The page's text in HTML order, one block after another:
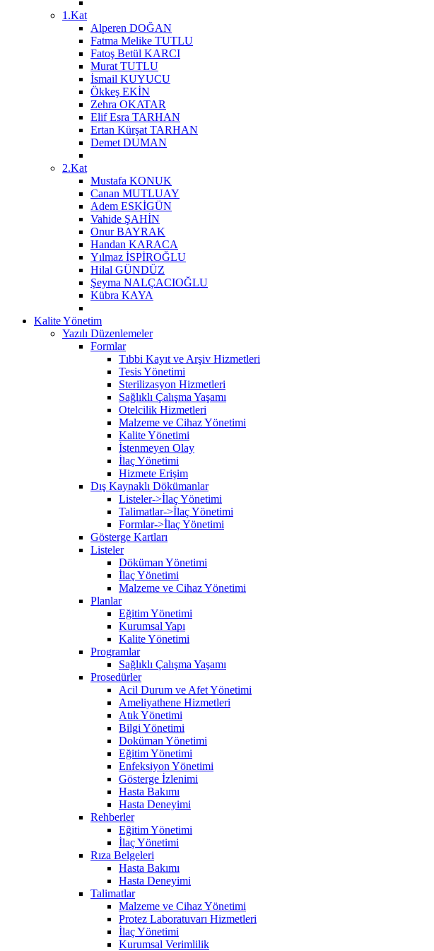
1.Kat
Alperen DOĞAN
Fatma Melike TUTLU
Fatoş Betül KARCI
Murat TUTLU
İsmail KUYUCU
Ökkeş EKİN
Zehra OKATAR
Elif Esra TARHAN
Ertan Kürşat TARHAN
Demet DUMAN
2.Kat
Mustafa KONUK
Canan MUTLUAY
Adem ESKİGÜN
Vahide ŞAHİN
Onur BAYRAK
Handan KARACA
Yılmaz İSPİROĞLU
Hilal GÜNDÜZ
Şeyma NALÇACIOĞLU
Kübra KAYA
Kalite Yönetim
Yazılı Düzenlemeler
Formlar
Tıbbi Kayıt ve Arşiv Hizmetleri
Tesis Yönetimi
Sterilizasyon Hizmetleri
Sağlıklı Çalışma Yaşamı
Otelcilik Hizmetleri
Malzeme ve Cihaz Yönetimi
Kalite Yönetimi
İstenmeyen Olay
İlaç Yönetimi
Hizmete Erişim
Dış Kaynaklı Dökümanlar
Listeler->İlaç Yönetimi
Talimatlar->İlaç Yönetimi
Formlar->İlaç Yönetimi
Gösterge Kartları
Listeler
Döküman Yönetimi
İlaç Yönetimi
Malzeme ve Cihaz Yönetimi
Planlar
Eğitim Yönetimi
Kurumsal Yapı
Kalite Yönetimi
Programlar
Sağlıklı Çalışma Yaşamı
Prosedürler
Acil Durum ve Afet Yönetimi
Ameliyathene Hizmetleri
Atık Yönetimi
Bilgi Yönetimi
Doküman Yönetimi
Eğitim Yönetimi
Enfeksiyon Yönetimi
Gösterge İzlenimi
Hasta Bakımı
Hasta Deneyimi
Rehberler
Eğitim Yönetimi
İlaç Yönetimi
Rıza Belgeleri
Hasta Bakımı
Hasta Deneyimi
Talimatlar
Malzeme ve Cihaz Yönetimi
Protez Laboratuvarı Hizmetleri
İlaç Yönetimi
Kurumsal Verimlilik